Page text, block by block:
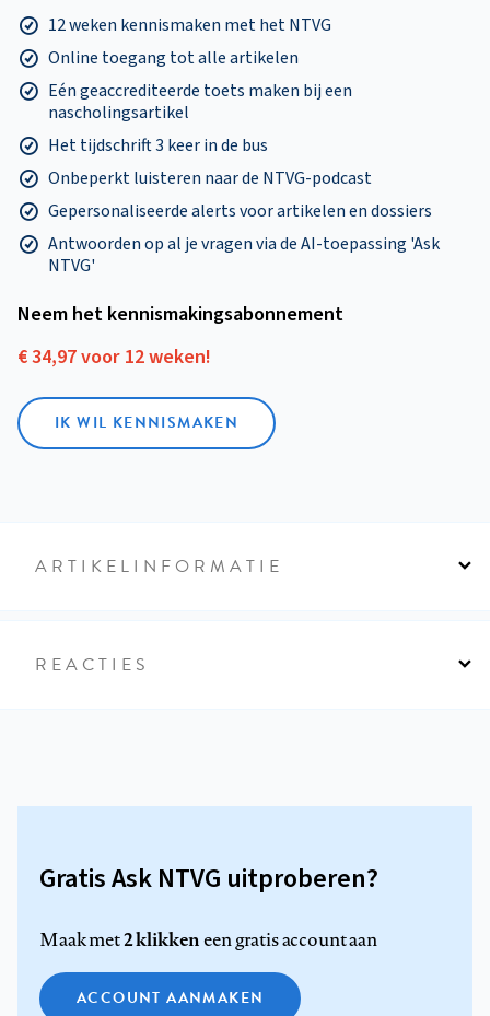
12 weken kennismaken met het NTVG
Online toegang tot alle artikelen
Eén geaccrediteerde toets maken bij een
nascholingsartikel
Het tijdschrift 3 keer in de bus
Onbeperkt luisteren naar de NTVG-podcast
Gepersonaliseerde alerts voor artikelen en dossiers
Antwoorden op al je vragen via de AI-toepassing 'Ask
NTVG'
Neem het kennismakings­abonnement
€ 34,97 voor 12 weken!
IK WIL KENNISMAKEN
ARTIKELINFORMATIE
REACTIES
Gratis Ask NTVG uitproberen?
Maak met2 klikkeneen gratis account aan
ACCOUNT AANMAKEN